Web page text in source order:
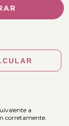
a
corretamente.